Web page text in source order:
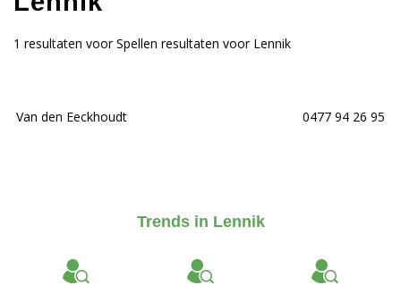
1 resultaten voor Spellen resultaten voor Lennik
Van den Eeckhoudt 0477 94 26 95
Trends in Lennik